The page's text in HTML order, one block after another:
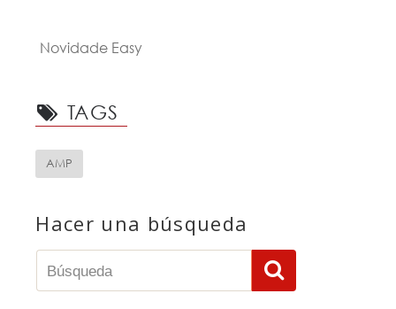
Novidade Easy
TAGS
AMP
Hacer una búsqueda